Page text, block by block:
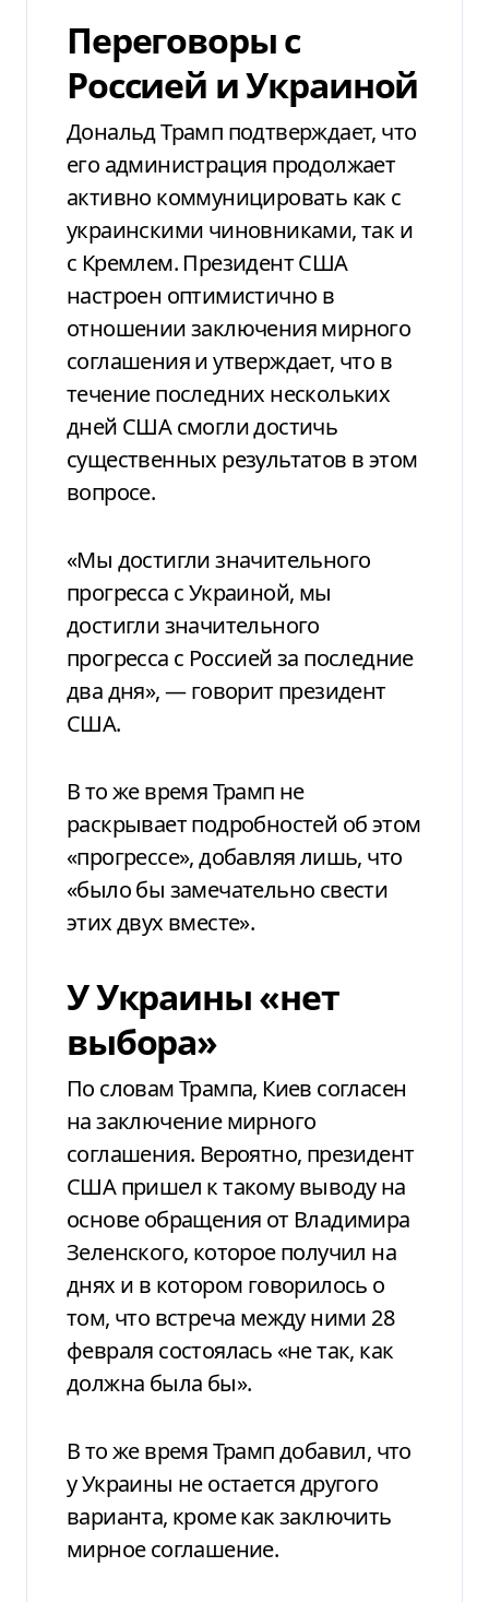
Переговоры с
Россией и Украиной
Дональд Трамп подтверждает, что
его администрация продолжает
активно коммуницировать как с
украинскими чиновниками, так и
с Кремлем. Президент США
настроен оптимистично в
отношении заключения мирного
соглашения и утверждает, что в
течение последних нескольких
дней США смогли достичь
существенных результатов в этом
вопросе.
«Мы достигли значительного
прогресса с Украиной, мы
достигли значительного
прогресса с Россией за последние
два дня», — говорит президент
США.
В то же время Трамп не
раскрывает подробностей об этом
«прогрессе», добавляя лишь, что
«было бы замечательно свести
этих двух вместе».
У Украины «нет
выбора»
По словам Трампа, Киев согласен
на заключение мирного
соглашения. Вероятно, президент
США пришел к такому выводу на
основе обращения от Владимира
Зеленского, которое получил на
днях и в котором говорилось о
том, что встреча между ними 28
февраля состоялась «не так, как
должна была бы».
В то же время Трамп добавил, что
у Украины не остается другого
варианта, кроме как заключить
мирное соглашение.